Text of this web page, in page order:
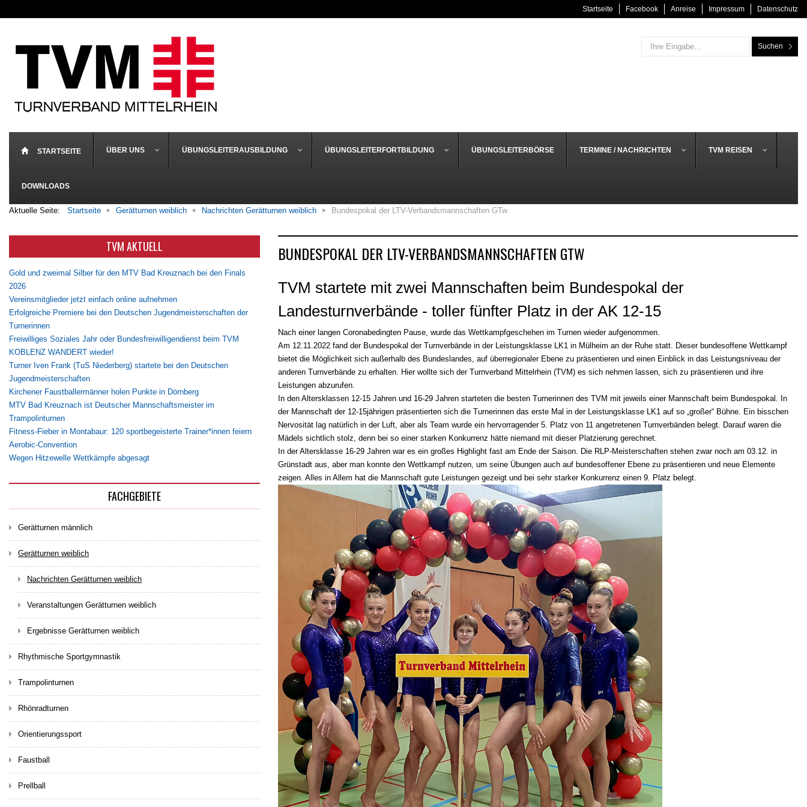
Startseite Facebook Anreise Impressum Datenschutz
Suchen
STARTSEITE ÜBER UNS ÜBUNGSLEITERAUSBILDUNG ÜBUNGSLEITERFORTBILDUNG ÜBUNGSLEITERBÖRSE TERMINE / NACHRICHTEN TVM REISEN
DOWNLOADS
Aktuelle Seite: Startseite Gerätturnen weiblich Nachrichten Gerätturnen weiblich Bundespokal der LTV-Verbandsmannschaften GTw
BUNDESPOKAL DER LTV-VERBANDSMANNSCHAFTEN GTW
TVM startete mit zwei Mannschaften beim Bundespokal der
Landesturnverbände - toller fünfter Platz in der AK 12-15
Nach einer langen Coronabedingten Pause, wurde das Wettkampfgeschehen im Turnen wieder aufgenommen.
Am 12.11.2022 fand der Bundespokal der Turnverbände in der Leistungsklasse LK1 in Mülheim an der Ruhe statt. Dieser bundesoffene Wettkampf
bietet die Möglichkeit sich außerhalb des Bundeslandes, auf überregionaler Ebene zu präsentieren und einen Einblick in das Leistungsniveau der
anderen Turnverbände zu erhalten. Hier wollte sich der Turnverband Mittelrhein (TVM) es sich nehmen lassen, sich zu präsentieren und ihre
Leistungen abzurufen.
In den Altersklassen 12-15 Jahren und 16-29 Jahren starteten die besten Turnerinnen des TVM mit jeweils einer Mannschaft beim Bundespokal. In
der Mannschaft der 12-15jährigen präsentierten sich die Turnerinnen das erste Mal in der Leistungsklasse LK1 auf so „großer“ Bühne. Ein bisschen
Nervosität lag natürlich in der Luft, aber als Team wurde ein hervorragender 5. Platz von 11 angetretenen Turnverbänden belegt. Darauf waren die
Mädels sichtlich stolz, denn bei so einer starken Konkurrenz hätte niemand mit dieser Platzierung gerechnet.
In der Altersklasse 16-29 Jahren war es ein großes Highlight fast am Ende der Saison. Die RLP-Meisterschaften stehen zwar noch am 03.12. in
Grünstadt aus, aber man konnte den Wettkampf nutzen, um seine Übungen auch auf bundesoffener Ebene zu präsentieren und neue Elemente
zeigen. Alles in Allem hat die Mannschaft gute Leistungen gezeigt und bei sehr starker Konkurrenz einen 9. Platz belegt.
TVM AKTUELL
Gold und zweimal Silber für den MTV Bad Kreuznach bei den Finals
2026
Vereinsmitglieder jetzt einfach online aufnehmen
Erfolgreiche Premiere bei den Deutschen Jugendmeisterschaften der
Turnerinnen
Freiwilliges Soziales Jahr oder Bundesfreiwilligendienst beim TVM
KOBLENZ WANDERT wieder!
Turner Iven Frank (TuS Niederberg) startete bei den Deutschen
Jugendmeisterschaften
Kirchener Faustballermänner holen Punkte in Dörnberg
MTV Bad Kreuznach ist Deutscher Mannschaftsmeister im
Trampolinturnen
Fitness-Fieber in Montabaur: 120 sportbegeisterte Trainer*innen feiern
Aerobic-Convention
Wegen Hitzewelle Wettkämpfe abgesagt
FACHGEBIETE
Gerätturnen männlich
Gerätturnen weiblich
Nachrichten Gerätturnen weiblich
Veranstaltungen Gerätturnen weiblich
Ergebnisse Gerätturnen weiblich
Rhythmische Sportgymnastik
Trampolinturnen
Rhönradturnen
Orientierungssport
Faustball
Prellball